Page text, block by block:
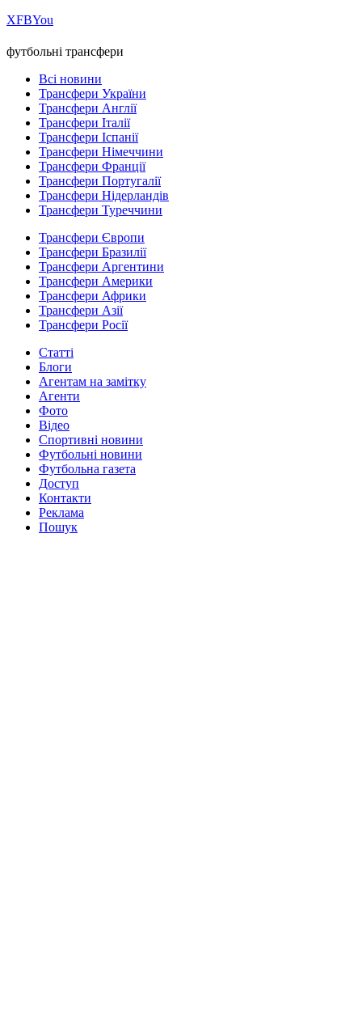
ХFBYou
футбольні трансфери
Всі новини
Трансфери України
Трансфери Англії
Трансфери Італії
Трансфери Іспанії
Трансфери Німеччини
Трансфери Франції
Трансфери Португалії
Трансфери Нідерландів
Трансфери Туреччини
Трансфери Європи
Трансфери Бразилії
Трансфери Аргентини
Трансфери Америки
Трансфери Африки
Трансфери Азії
Трансфери Росії
Статті
Блоги
Агентам на замітку
Агенти
Фото
Відео
Спортивні новини
Футбольні новини
Футбольна газета
Доступ
Контакти
Реклама
Пошук